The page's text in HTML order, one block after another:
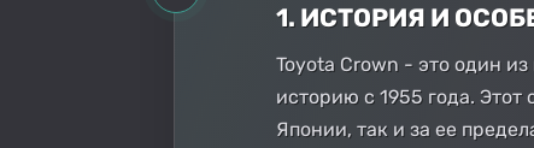
1. ИСТОРИЯ И
Toyota Crown - это один
историю с 1955 года. Этот
Японии, так и за ее